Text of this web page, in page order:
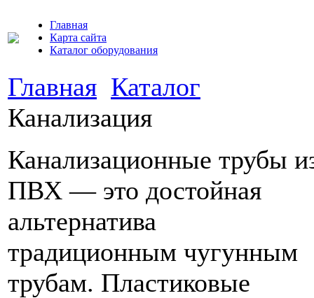
Главная
Карта сайта
Каталог оборудования
Главная Каталог
Канализация
Канализационные трубы
ПВХ — это достойная
альтернатива
традиционным чугунным
трубам. Пластиковые